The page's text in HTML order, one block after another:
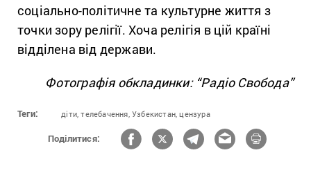
соціально-політичне та культурне життя з
точки зору релігії. Хоча релігія в цій країні
відділена від держави.
Фотографія обкладинки: “Радіо Свобода”
Теги: діти, телебачення, Узбекистан, цензура
Поділитися: